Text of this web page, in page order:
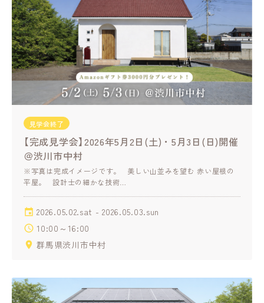
見学会終了
【完成見学会】2026年5月2日(土)・5月3日(日)開催
＠渋川市中村
※写真は完成イメージです。 美しい山並みを望む 赤い屋根の
平屋。 設計士の細かな技術…
2026.05.02.sat - 2026.05.03.sun
10:00～16:00
群馬県渋川市中村